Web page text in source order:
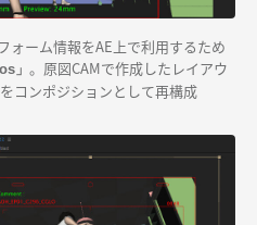
ーム情報をAE上で利用するため
」 。原図CAMで作成したレイアウ
コンポジションとして再構成